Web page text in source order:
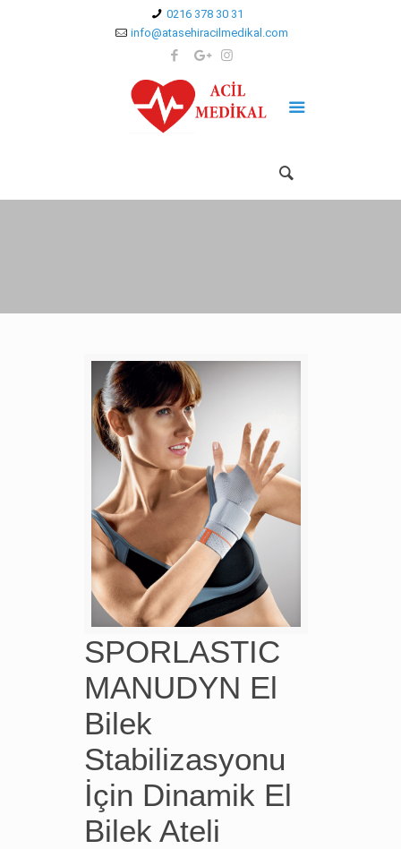
0216 378 30 31
info@atasehiracilmedikal.com
SPORLASTIC
MANUDYN El
Bilek
Stabilizasyonu
İçin Dinamik El
Bilek Ateli